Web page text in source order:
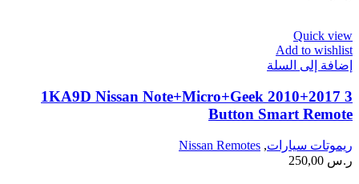
Quick view
Add to wishlist
إضافة إلى السلة
1KA9D Nissan Note+Micro+Geek 2010+2017 3
Button Smart Remote
ريموتات سيارات,
Nissan Remotes
ر.س